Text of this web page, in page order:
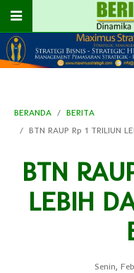
BERANDA
BERITA
BTN RAUP Rp 1 TRILIUN
BTN
LEBIH
Senin,